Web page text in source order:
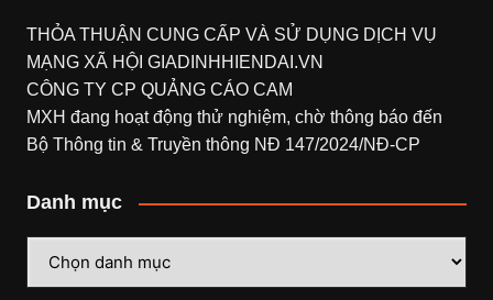
THỎA THUẬN CUNG CẤP VÀ SỬ DỤNG DỊCH VỤ
MẠNG XÃ HỘI GIADINHHIENDAI.VN
CÔNG TY CP QUẢNG CÁO CAM
MXH đang hoạt động thử nghiệm, chờ thông báo đến
Bộ Thông tin & Truyền thông NĐ 147/2024/NĐ-CP
Danh mục
mục